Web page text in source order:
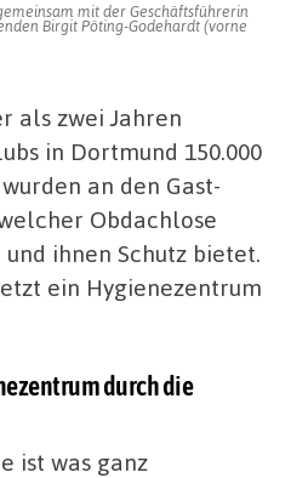
mit der Geschäftsführerin
Birgit Pöting-Godehardt (vorne
als zwei Jahren
in Dortmund 150.000
an den Gast-
Obdachlose
ihnen Schutz bietet.
ein Hygienezentrum
durch die
ist was ganz